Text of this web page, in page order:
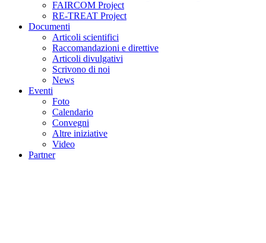
FAIRCOM Project
RE-TREAT Project
Documenti
Articoli scientifici
Raccomandazioni e direttive
Articoli divulgativi
Scrivono di noi
News
Eventi
Foto
Calendario
Convegni
Altre iniziative
Video
Partner